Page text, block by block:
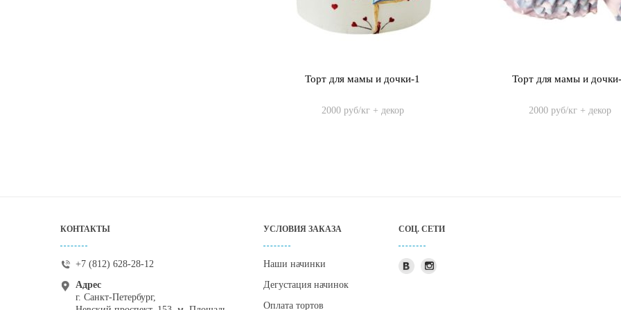
Торт для мамы и дочки-1
2000 руб/кг + декор
Торт для мамы и
2000 руб/кг + декор
КОНТАКТЫ
+7 (812) 628-28-12
Адрес
г. Санкт-Петербург,
УСЛОВИЯ ЗАКАЗА
Наши начинки
Дегустация начинок
Оплата тортов
СОЦ. СЕТИ